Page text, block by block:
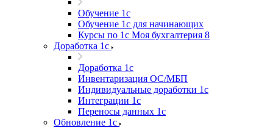
Обучение 1с
Обучение 1с для начинающих
Курсы по 1с Моя бухгалтерия 8
Доработка 1с
Доработка 1с
Инвентаризация ОС/МБП
Индивидуальные доработки 1с
Интеграции 1с
Переносы данных 1с
Обновление 1с